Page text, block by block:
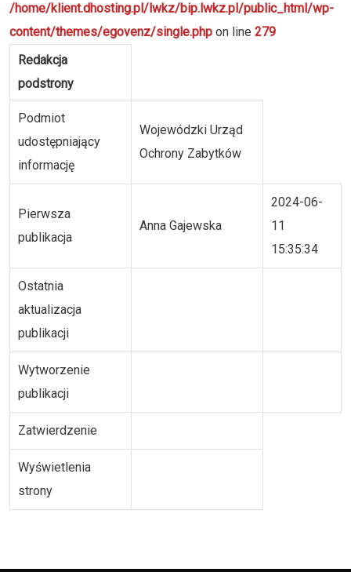
/home/klient.dhosting.pl/lwkz/bip.lwkz.pl/public_html/wp-
content/themes/egovenz/single.php on line 279
Redakcja
podstrony
Podmiot
udostępniający
informację
Wojewódzki Urząd
Ochrony Zabytków
Pierwsza
publikacja
Anna Gajewska
2024-06-
11
15:35:34
Ostatnia
aktualizacja
publikacji
Wytworzenie
publikacji
Zatwierdzenie
Wyświetlenia
strony